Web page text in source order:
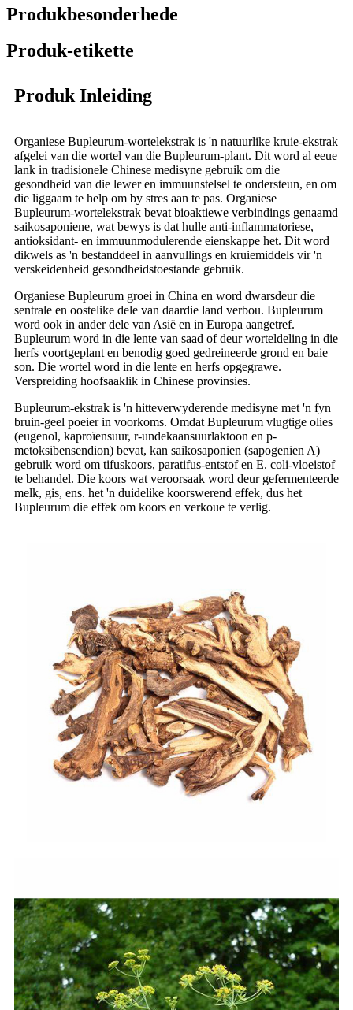
Produkbesonderhede
Produk-etikette
Produk Inleiding
Organiese Bupleurum-wortelekstrak is 'n natuurlike kruie-ekstrak
afgelei van die wortel van die Bupleurum-plant. Dit word al eeue
lank in tradisionele Chinese medisyne gebruik om die
gesondheid van die lewer en immuunstelsel te ondersteun, en om
die liggaam te help om by stres aan te pas. Organiese
Bupleurum-wortelekstrak bevat bioaktiewe verbindings genaamd
saikosaponiene, wat bewys is dat hulle anti-inflammatoriese,
antioksidant- en immuunmodulerende eienskappe het. Dit word
dikwels as 'n bestanddeel in aanvullings en kruiemiddels vir 'n
verskeidenheid gesondheidstoestande gebruik.
Organiese Bupleurum groei in China en word dwarsdeur die
sentrale en oostelike dele van daardie land verbou. Bupleurum
word ook in ander dele van Asië en in Europa aangetref.
Bupleurum word in die lente van saad of deur worteldeling in die
herfs voortgeplant en benodig goed gedreineerde grond en baie
son. Die wortel word in die lente en herfs opgegrawe.
Verspreiding hoofsaaklik in Chinese provinsies.
Bupleurum-ekstrak is 'n hitteverwyderende medisyne met 'n fyn
bruin-geel poeier in voorkoms. Omdat Bupleurum vlugtige olies
(eugenol, kaproïensuur, r-undekaansuurlaktoon en p-
metoksibensendion) bevat, kan saikosaponien (sapogenien A)
gebruik word om tifuskoors, paratifus-entstof en E. coli-vloeistof
te behandel. Die koors wat veroorsaak word deur gefermenteerde
melk, gis, ens. het 'n duidelike koorswerend effek, dus het
Bupleurum die effek om koors en verkoue te verlig.